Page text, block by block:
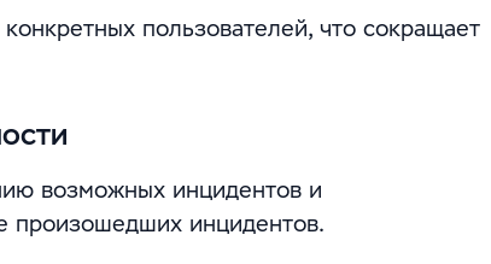
пользователей, что сокращает
возможных инцидентов и
произошедших инцидентов.